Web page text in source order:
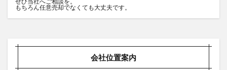
もちろん任意売却でなくても大丈夫です。
会社位置案内